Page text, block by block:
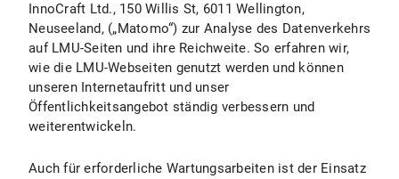
InnoCraft Ltd., 150 Willis St, 6011 Wellington,
Neuseeland, („Matomo“) zur Analyse des Datenverkehrs
auf LMU-Seiten und ihre Reichweite. So erfahren wir,
wie die LMU-Webseiten genutzt werden und können
unseren Internetaufritt und unser
Öffentlichkeitsangebot ständig verbessern und
weiterentwickeln.
Auch für erforderliche Wartungsarbeiten ist der Einsatz